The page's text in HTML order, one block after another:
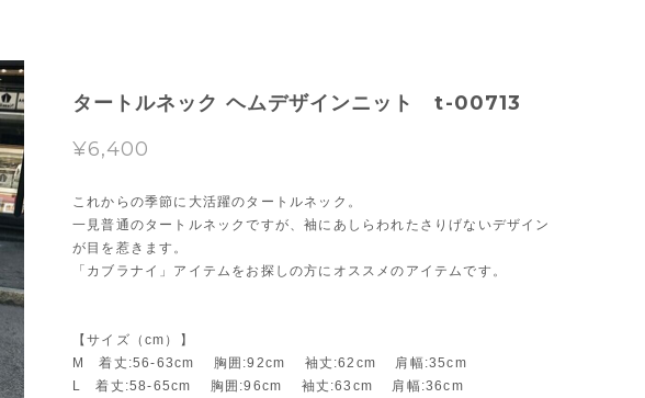
タートルネック ヘムデザインニット t-00713
¥6,400
これからの季節に大活躍のタートルネック。
一見普通のタートルネックですが、袖にあしらわれたさりげないデザイン
が目を惹きます。
「カブラナイ」アイテムをお探しの方にオススメのアイテムです。
【サイズ（cm）】
M 着丈:56-63cm 胸囲:92cm 袖丈:62cm 肩幅:35cm
L 着丈:58-65cm 胸囲:96cm 袖丈:63cm 肩幅:36cm